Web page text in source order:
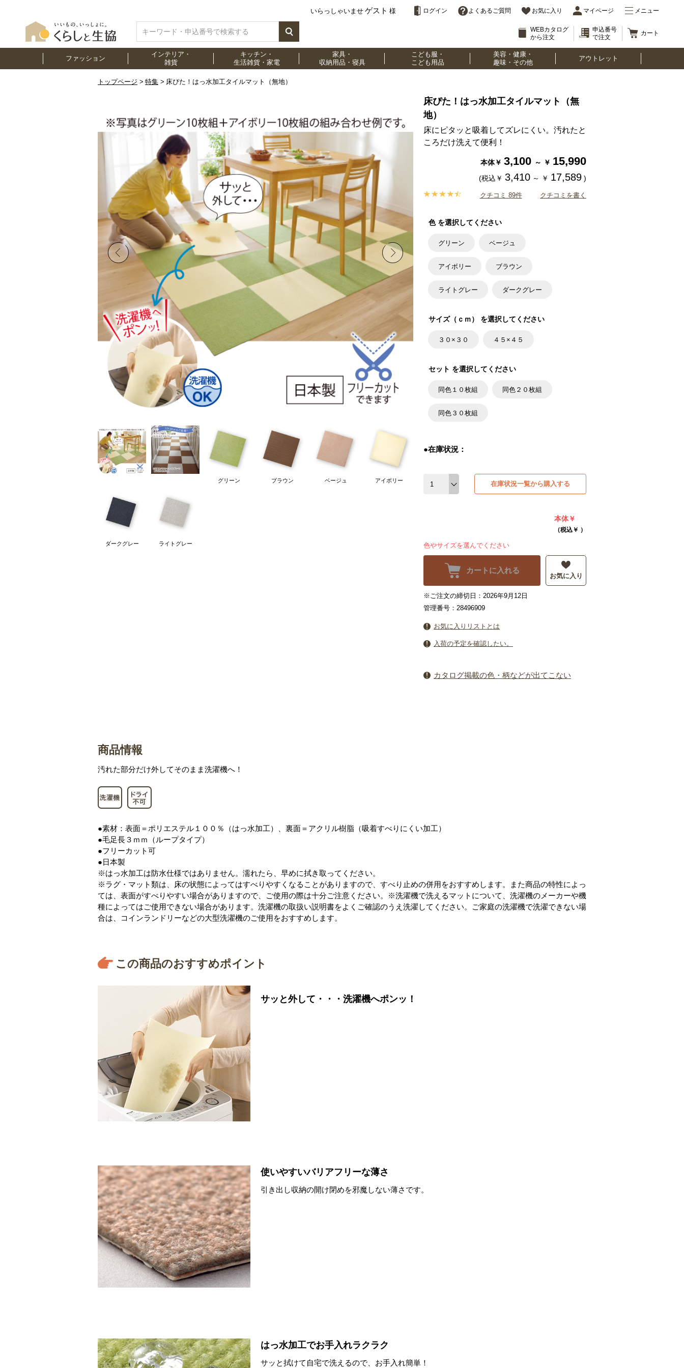
いらっしゃいませ ゲスト 様 ログイン よくあるご質問 お気に入り マイページ メニュー
WEBカタログ
から注文
申込番号
で注文
カート
ファッション
インテリア・
雑貨
キッチン・
生活雑貨・家電
家具・
収納用品・寝具
こども服・
こども用品
美容・健康・
趣味・その他
アウトレット
トップページ 特集 床ぴた！はっ水加工タイルマット（無地）
グリーン ブラウン ベージュ アイボリー
ダークグレー ライトグレー
床ぴた！はっ水加工タイルマット（無
地）
床にピタッと吸着してズレにくい。汚れたと
ころだけ洗えて便利！
本体￥ 3,100 ～ ￥ 15,990
(税込￥ 3,410 ～ ￥ 17,589 )
クチコミ 89件 クチコミを書く
色 を選択してください
グリーン ベージュ
アイボリー ブラウン
ライトグレー ダークグレー
サイズ（ｃｍ） を選択してください
３０×３０ ４５×４５
セット を選択してください
同色１０枚組 同色２０枚組
同色３０枚組
●在庫状況：
在庫状況一覧から購入する
本体￥
（税込￥ ）
色やサイズを選んでください
カートに入れる
お気に入り
※ご注文の締切日：2026年9月12日
管理番号：28496909
お気に入りリストとは
入荷の予定を確認したい。
カタログ掲載の色・柄などが出てこない
商品情報
汚れた部分だけ外してそのまま洗濯機へ！
●素材：表面＝ポリエステル１００％（はっ水加工）、裏面＝アクリル樹脂（吸着すべりにくい加工）
●毛足長３ｍｍ（ループタイプ）
●フリーカット可
●日本製
※はっ水加工は防水仕様ではありません。濡れたら、早めに拭き取ってください。
※ラグ・マット類は、床の状態によってはすべりやすくなることがありますので、すべり止めの併用をおすすめします。また商品の特性によっ
ては、表面がすべりやすい場合がありますので、ご使用の際は十分ご注意ください。※洗濯機で洗えるマットについて、洗濯機のメーカーや機
種によってはご使用できない場合があります。洗濯機の取扱い説明書をよくご確認のうえ洗濯してください。ご家庭の洗濯機で洗濯できない場
合は、コインランドリーなどの大型洗濯機のご使用をおすすめします。
この商品のおすすめポイント
サッと外して・・・洗濯機へポンッ！
使いやすいバリアフリーな薄さ
引き出し収納の開け閉めを邪魔しない薄さです。
はっ水加工でお手入れラクラク
サッと拭けて自宅で洗えるので、お手入れ簡単！